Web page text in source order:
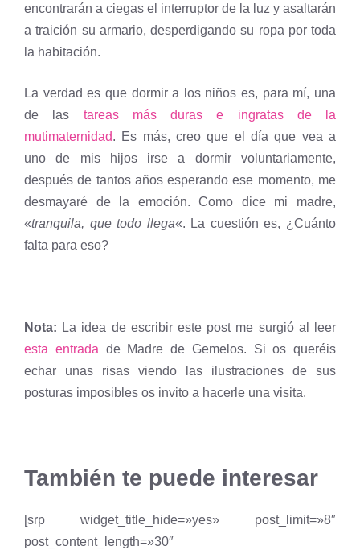
encontrarán a ciegas el interruptor de la luz y asaltarán
a traición su armario, desperdigando su ropa por toda
la habitación.
La verdad es que dormir a los niños es, para mí, una
de las tareas más duras e ingratas de la
mutimaternidad. Es más, creo que el día que vea a
uno de mis hijos irse a dormir voluntariamente,
después de tantos años esperando ese momento, me
desmayaré de la emoción. Como dice mi madre,
«tranquila, que todo llega«. La cuestión es, ¿Cuánto
falta para eso?
Nota: La idea de escribir este post me surgió al leer
esta entrada de Madre de Gemelos. Si os queréis
echar unas risas viendo las ilustraciones de sus
posturas imposibles os invito a hacerle una visita.
También te puede interesar
[srp widget_title_hide=»yes» post_limit=»8″
post_content_length=»30″